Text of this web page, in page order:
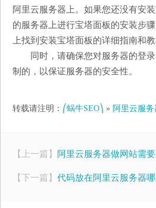
阿里云服务器上。如果您还没有安
的服务器上进行宝塔面板的安装步
上找到安装宝塔面板的详细指南和教
同时，请确保您对服务器的登
制的，以保证服务器的安全性。
转载请注明： ⎛蜗牛SEO⎞ » 阿里云服
【上一篇】 阿里云服务器做网站需
【下一篇】 代码放在阿里云服务器